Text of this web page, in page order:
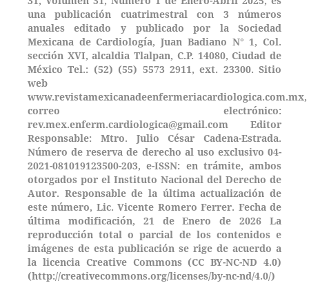
una publicación cuatrimestral con 3 números
anuales editado y publicado por la Sociedad
Mexicana de Cardiología, Juan Badiano N° 1, Col.
sección XVI, alcaldia Tlalpan, C.P. 14080, Ciudad de
México Tel.: (52) (55) 5573 2911, ext. 23300. Sitio
web
www.revistamexicanadeenfermeriacardiologica.com.mx,
correo electrónico:
rev.mex.enferm.cardiologica@gmail.com Editor
Responsable: Mtro. Julio César Cadena-Estrada.
Número de reserva de derecho al uso exclusivo 04-
2021-081019123500-203, e-ISSN: en trámite, ambos
otorgados por el Instituto Nacional del Derecho de
Autor. Responsable de la última actualización de
este número, Lic. Vicente Romero Ferrer. Fecha de
última modificación, 21 de Enero de 2026 La
reproducción total o parcial de los contenidos e
imágenes de esta publicación se rige de acuerdo a
la licencia Creative Commons (CC BY-NC-ND 4.0)
(http://creativecommons.org/licenses/by-nc-nd/4.0/)